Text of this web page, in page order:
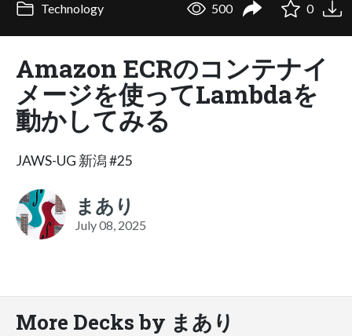
Technology 500 0
Amazon ECRのコンテナイ
メージを使ってLambdaを
動かしてみる
JAWS-UG 新潟 #25
まあり
July 08, 2025
More Decks by まあり